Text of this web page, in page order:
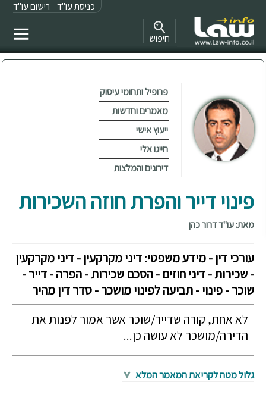
כניסת עו"ד רישום עו"ד
חיפוש
פרופיל ותחומי עיסוק
מאמרים וחדשות
ייעוץ אישי
חייגו אלי
דירוגים והמלצות
פינוי דייר והפרת חוזה השכירות
מאת: עו"ד דרור כהן
עורכי דין - מידע משפטי: דיני מקרקעין - דיני מקרקעין
- שכירות - דיני חוזים - הסכם שכירות - הפרה - דייר -
שוכר - פינוי - תביעה לפינוי מושכר - סדר דין מהיר
לא אחת, קורה שדייר/שוכר אשר אמור לפנות את
הדירה/מושכר לא עושה כן...
גלול מטה לקריאת המאמר המלא